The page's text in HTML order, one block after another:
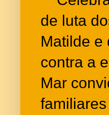
de luta
Matilde e
contra a
Mar